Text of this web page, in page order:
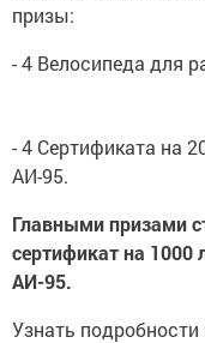
призы:
- 4 Велосипеда для
- 4 Сертификата на
АИ-95.
Главными призами
сертификат на 1000
АИ-95.
Узнать